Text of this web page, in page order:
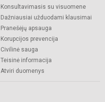
Konsultavimasis su visuomene
Dažniausiai užduodami klausimai
Pranešėjų apsauga
Korupcijos prevencija
Civilinė sauga
Teisinė informacija
Atviri duomenys